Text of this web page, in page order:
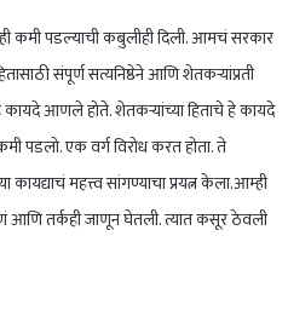
कमी पडल्याची कबुलीही दिली. आमचं सरकार
संपूर्ण सत्यनिष्ठेने आणि शेतकऱ्यांप्रती
आणले होते. शेतकऱ्यांच्या हिताचे हे कायदे
पडलो. एक वर्ग विरोध करत होता. ते
कायद्याचं महत्त्व सांगण्याचा प्रयत्न केला.आम्ही
आणि तर्कही जाणून घेतली. त्यात कसूर ठेवली